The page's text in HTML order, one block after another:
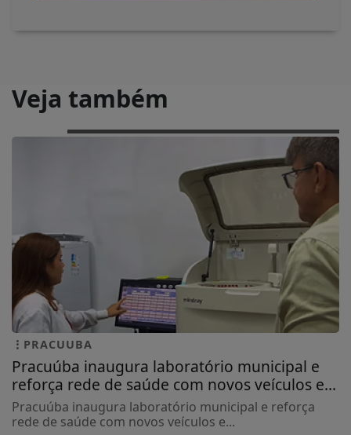
Veja também
PRACUUBA
Pracuúba inaugura laboratório municipal e
reforça rede de saúde com novos veículos e...
Pracuúba inaugura laboratório municipal e reforça
rede de saúde com novos veículos e...